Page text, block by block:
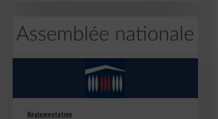
Réglementation